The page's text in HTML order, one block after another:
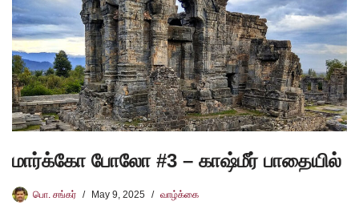
மார்க்கோ போலோ #3 – காஷ்மீர் பாதையில்
பொ. சங்கர் May 9, 2025 வாழ்க்கை